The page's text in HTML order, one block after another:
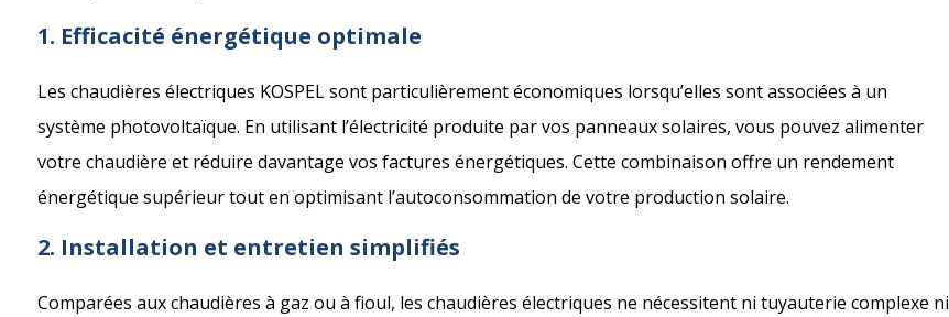
1. Efficacité énergétique optimale
Les chaudières électriques KOSPEL sont particulièrement économiques lorsqu’elles sont associées à un
système photovoltaïque. En utilisant l’électricité produite par vos panneaux solaires, vous pouvez alimenter
votre chaudière et réduire davantage vos factures énergétiques. Cette combinaison offre un rendement
énergétique supérieur tout en optimisant l’autoconsommation de votre production solaire.
2. Installation et entretien simplifiés
Comparées aux chaudières à gaz ou à fioul, les chaudières électriques ne nécessitent ni tuyauterie complexe ni